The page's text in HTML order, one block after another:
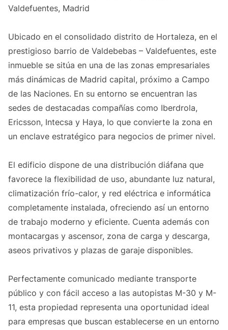
Valdefuentes, Madrid
Ubicado en el consolidado distrito de Hortaleza, en el
prestigioso barrio de Valdebebas – Valdefuentes, este
inmueble se sitúa en una de las zonas empresariales
más dinámicas de Madrid capital, próximo a Campo
de las Naciones. En su entorno se encuentran las
sedes de destacadas compañías como Iberdrola,
Ericsson, Intecsa y Haya, lo que convierte la zona en
un enclave estratégico para negocios de primer nivel.
El edificio dispone de una distribución diáfana que
favorece la flexibilidad de uso, abundante luz natural,
climatización frío-calor, y red eléctrica e informática
completamente instalada, ofreciendo así un entorno
de trabajo moderno y eficiente. Cuenta además con
montacargas y ascensor, zona de carga y descarga,
aseos privativos y plazas de garaje disponibles.
Perfectamente comunicado mediante transporte
público y con fácil acceso a las autopistas M-30 y M-
11, esta propiedad representa una oportunidad ideal
para empresas que buscan establecerse en un entorno